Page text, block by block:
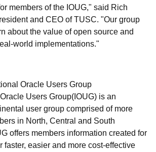
members of the IOUG," said Rich
and CEO of TUSC. "Our group
about the value of open source and
world implementations."
Oracle Users Group
Users Group(IOUG) is an
user group comprised of more
in North, Central and South
offers members information created for
faster, easier and more cost-effective